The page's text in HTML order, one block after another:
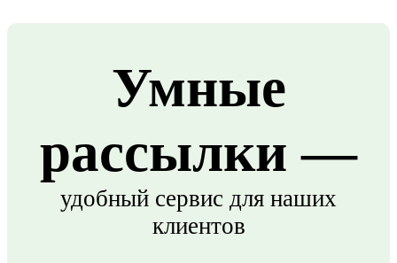
Умные
рассылки —
удобный сервис для наших
клиентов